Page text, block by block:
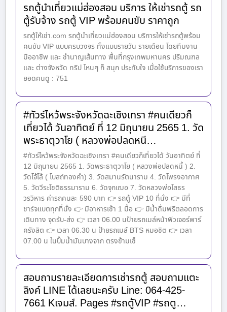
รถตู้นำเที่ยวแม่ฮ่องสอน บริการ ให้เช่ารถตู้ รถ
ตู้รับจ้าง รถตู้ VIP พร้อมคนขับ ราคาถูก
รถตู้ให้เช่า.com รถตู้นำเที่ยวแม่ฮ่องสอน บริการให้เช่ารถตู้พร้อม
คนขับ VIP แบบครบวงจร ทั้งแบบรายวัน รายเดือน โดยทีมงาน
มืออาชีพ และ ชำนาญเส้นทาง พื้นที่กรุงเทพมหานคร ปริมณฑล
และ ต่างจังหวัด ทริป ไหนๆ ก็ สนุก ประทับใจ เมื่อใช้บริการของเรา
ยอดคนดู : 751
#ทัวร์ไหว้พระจังหวัดฉะเชิงเทรา #คนเดียวก็
เที่ยวได้ วันอาทิตย์ ที่ 12 มิถุนายน 2565 1. วัด
พระธาตุวาโย ( หลวงพ่อปลดหนี…
#ทัวร์ไหว้พระจังหวัดฉะเชิงเทรา #คนเดียวก็เที่ยวได้ วันอาทิตย์ ที่
12 มิถุนายน 2565 1. วัดพระธาตุวาโย ( หลวงพ่อปลดหนี้ ) 2.
วัดโจ้โล้ ( โบสถ์ทองคำ) 3. วัดสมานรัตนาราม 4. วัดโพรงอากาศ
5. วัดวีระโชติธรรมาราม 6. วัดจุกเฌอ 7. วัดหลวงพ่อโสธร
วรวิหาร ค่ารถคนละ 590 บาท 👉 รถตู้ VIP 10 ที่นั่ง 👉 มีที่
ชาร์จแบตทุกที่นั่ง 👉 มีอาหารเช้า 1 มื้อ 👉 มีน้ำดื่มฟรีตลอดการ
เดินทาง จุดรับ-ส่ง 👉 เวลา 06.00 นป้ายรถเมล์หน้าฟิวเจอร์พาร์
ครังสิต 👉 เวลา 06.30 น ป้ายรถเมล์ BTS หมอชิต 👉 เวลา
07.00 น ในปั๊มน้ำมันบางจาก ตรงข้ามเซ็
สอบถามรายละเอียดการเช่ารถตู้ สอบถามแตะ
ลิงค์ LINE ได้เลยนะครับ Line: 064-425-
7661 Kเจมส์. Pages #รถตู้VIP #รถตู…